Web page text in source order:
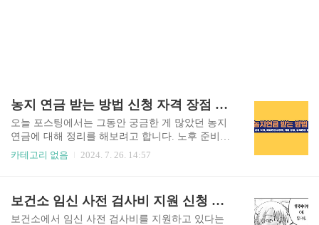
농지 연금 받는 방법 신청 자격 장점 많이 받는 꿀팁 정리(노후준비방법)
오늘 포스팅에서는 그동안 궁금한 게 많았던 농지
연금에 대해 정리를 해보려고 합니다. 노후 준비를
위해 어떤 준비를 해야 할지 고민 중이셨던 분들이
지연금이란 60세 이상 고령농업인이 소유한 농지
를 담보로 노후 생활안정자금을 매월 연금으로 지
카테고리 없음 2024. 7. 26. 14:57
보건소 임신 사전 검사비 지원 신청 방법 대상 한도 정리
보건소에서 임신 사전 검사비를 지원하고 있다는